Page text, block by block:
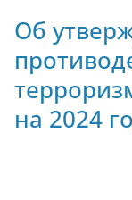
Об
на 2024